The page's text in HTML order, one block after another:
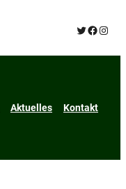
Twitter
Aktuelles Kontakt